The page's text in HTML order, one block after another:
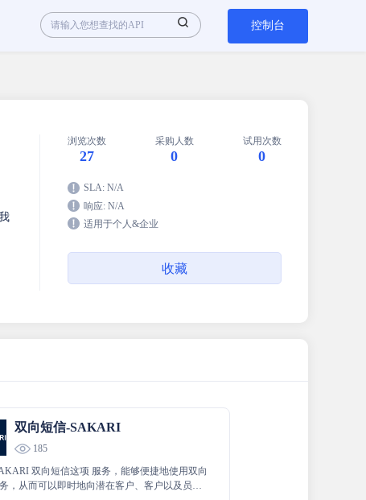
控制台
浏览次数
27
采购人数
0
试用次数
0
SLA: N/A
响应: N/A
适用于个人&企业
收藏
双向短信-SAKARI
185
双向短信这项 服务，能够便捷地使用双向
，从而可以即时地向潜在客户、客户以及员工